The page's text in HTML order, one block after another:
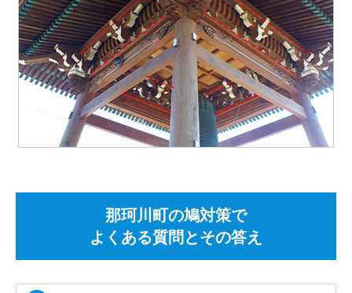
那珂川町の鳩対策で
よくある質問とその答え